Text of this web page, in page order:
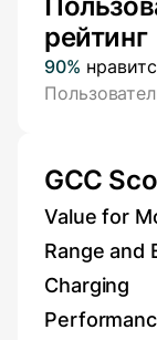
рейтинг
90%
GCC
Value for
Range and
Charging